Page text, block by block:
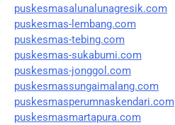
puskesmasalunalunagresik.com
puskesmas-lembang.com
puskesmas-tebing.com
puskesmas-sukabumi.com
puskesmas-jonggol.com
puskesmassungaimalang.com
puskesmasperumnaskendari.com
puskesmasmartapura.com